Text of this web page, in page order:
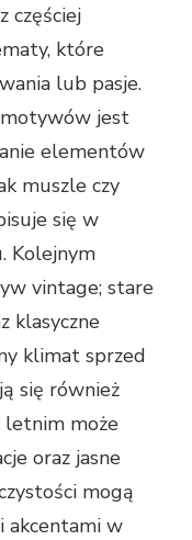
częściej
które
lub pasje.
motywów jest
elementów
muszle czy
się w
Kolejnym
vintage; stare
klasyczne
klimat sprzed
się również
może
oraz jasne
mogą
akcentami w